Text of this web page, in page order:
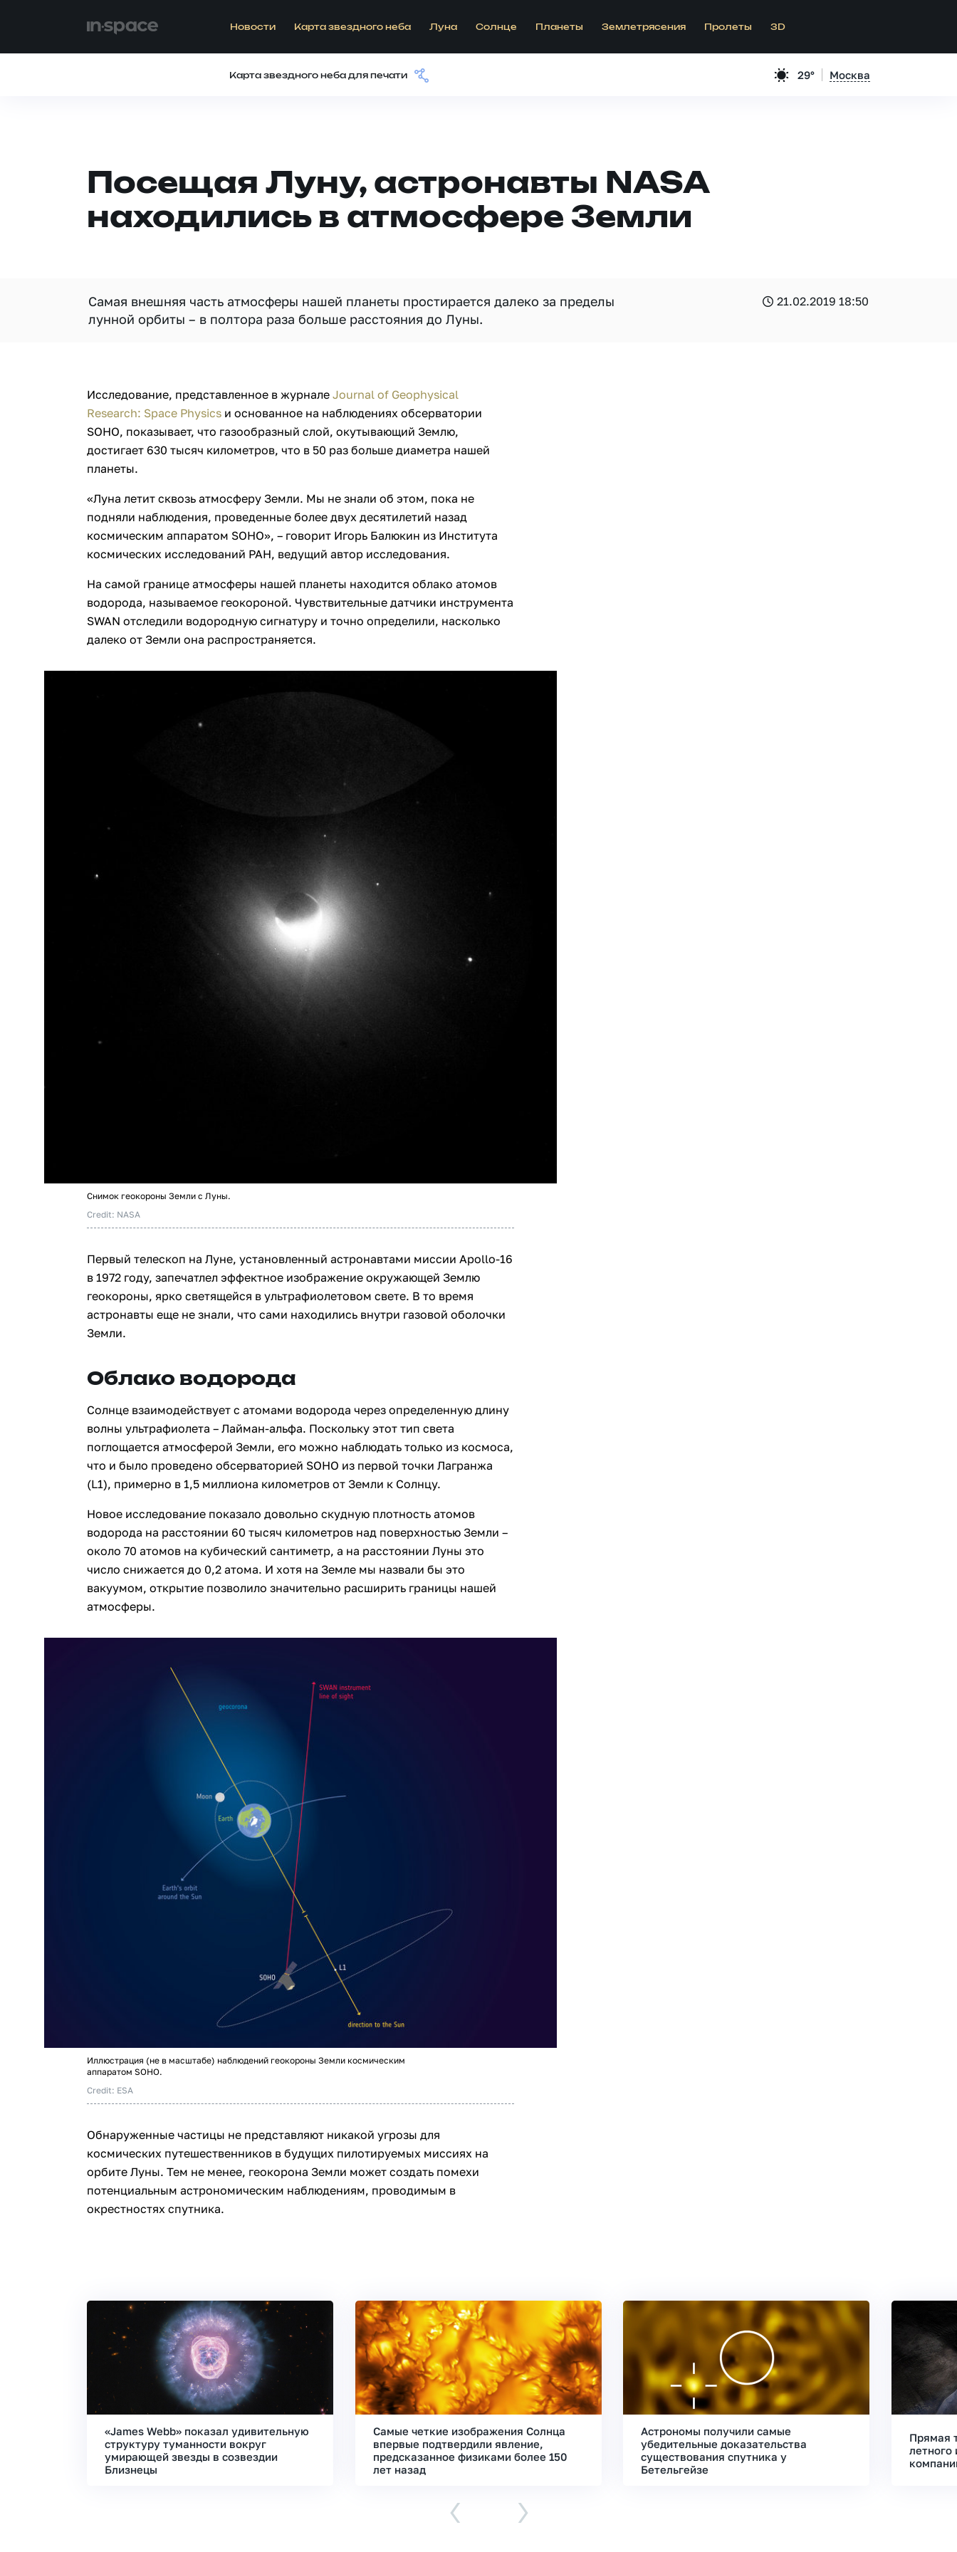
Новости Карта звездного неба Луна Солнце Планеты Землетрясения Пролеты 3D
Карта звездного неба для печати 29° Москва
Посещая Луну, астронавты NASA
находились в атмосфере Земли
Самая внешняя часть атмосферы нашей планеты простирается далеко за пределы
лунной орбиты – в полтора раза больше расстояния до Луны.
21.02.2019 18:50
Исследование, представленное в журнале Journal of Geophysical
Research: Space Physics и основанное на наблюдениях обсерватории
SOHO, показывает, что газообразный слой, окутывающий Землю,
достигает 630 тысяч километров, что в 50 раз больше диаметра нашей
планеты.
«Луна летит сквозь атмосферу Земли. Мы не знали об этом, пока не
подняли наблюдения, проведенные более двух десятилетий назад
космическим аппаратом SOHO», – говорит Игорь Балюкин из Института
космических исследований РАН, ведущий автор исследования.
На самой границе атмосферы нашей планеты находится облако атомов
водорода, называемое геокороной. Чувствительные датчики инструмента
SWAN отследили водородную сигнатуру и точно определили, насколько
далеко от Земли она распространяется.
Снимок геокороны Земли с Луны.
Credit: NASA
Первый телескоп на Луне, установленный астронавтами миссии Apollo-16
в 1972 году, запечатлел эффектное изображение окружающей Землю
геокороны, ярко светящейся в ультрафиолетовом свете. В то время
астронавты еще не знали, что сами находились внутри газовой оболочки
Земли.
Облако водорода
Солнце взаимодействует с атомами водорода через определенную длину
волны ультрафиолета – Лайман-альфа. Поскольку этот тип света
поглощается атмосферой Земли, его можно наблюдать только из космоса,
что и было проведено обсерваторией SOHO из первой точки Лагранжа
(L1), примерно в 1,5 миллиона километров от Земли к Солнцу.
Новое исследование показало довольно скудную плотность атомов
водорода на расстоянии 60 тысяч километров над поверхностью Земли –
около 70 атомов на кубический сантиметр, а на расстоянии Луны это
число снижается до 0,2 атома. И хотя на Земле мы назвали бы это
вакуумом, открытие позволило значительно расширить границы нашей
атмосферы.
Иллюстрация (не в масштабе) наблюдений геокороны Земли космическим
аппаратом SOHO.
Credit: ESA
Обнаруженные частицы не представляют никакой угрозы для
космических путешественников в будущих пилотируемых миссиях на
орбите Луны. Тем не менее, геокорона Земли может создать помехи
потенциальным астрономическим наблюдениям, проводимым в
окрестностях спутника.
«James Webb» показал удивительную
структуру туманности вокруг
умирающей звезды в созвездии
Близнецы
Самые четкие изображения Солнца
впервые подтвердили явление,
предсказанное физиками более 150
лет назад
Астрономы получили самые
убедительные доказательства
существования спутника у
Бетельгейзе
Прямая
летного
‹ ›